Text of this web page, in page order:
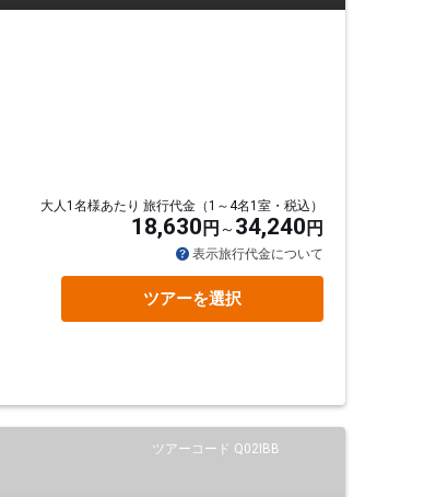
大人1名様あたり 旅行代金（1～4名1室・税込）
18,630 円 34,240 円
表示旅行代金について
ツアーを選択
ツアーコード Q02IBB